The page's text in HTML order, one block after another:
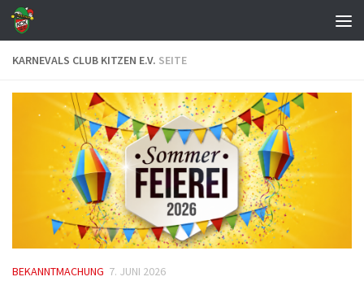
Zum Inhalt springen
KARNEVALS CLUB KITZEN E.V. SEITE
BEKANNTMACHUNG 7. JUNI 2026